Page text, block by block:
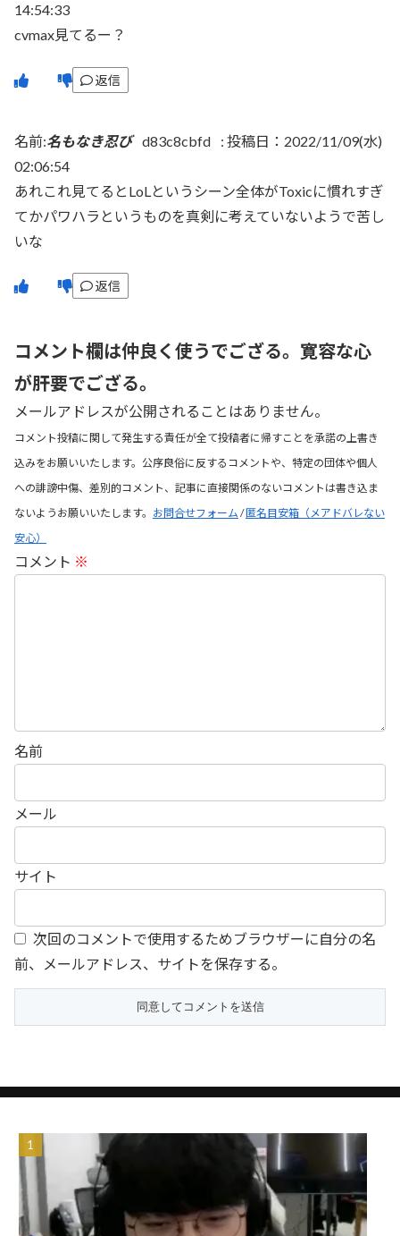
14:54:33
cvmax見てるー？
返信
名前:名もなき忍び d83c8cbfd : 投稿日：2022/11/09(水)
02:06:54
あれこれ見てるとLoLというシーン全体がToxicに慣れすぎ
てかパワハラというものを真剣に考えていないようで苦し
いな
返信
コメント欄は仲良く使うでござる。寛容な心
が肝要でござる。
メールアドレスが公開されることはありません。
コメント投稿に関して発生する責任が全て投稿者に帰すことを承諾の上書き
込みをお願いいたします。公序良俗に反するコメントや、特定の団体や個人
への誹謗中傷、差別的コメント、記事に直接関係のないコメントは書き込ま
ないようお願いいたします。 お問合せフォーム /匿名目安箱（メアドバレない
安心）
コメント ※
名前
メール
サイト
次回のコメントで使用するためブラウザーに自分の名
前、メールアドレス、サイトを保存する。